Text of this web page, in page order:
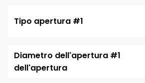
Tipo apertura #1
Diametro dell'apertura #1
dell'apertura